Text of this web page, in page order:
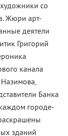
со
Жюри арт-
деятели
Григорий
канала
Банка
городе-
зданий